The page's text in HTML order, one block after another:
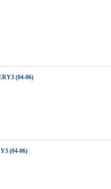
(04-06)
(04-06)